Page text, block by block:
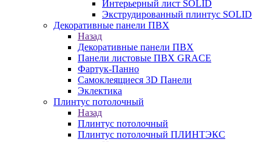
Интерьерный лист SOLID
Экструдированный плинтус SOLID
Декоративные панели ПВХ
Назад
Декоративные панели ПВХ
Панели листовые ПВХ GRACE
Фартук-Панно
Самоклеящиеся 3D Панели
Эклектика
Плинтус потолочный
Назад
Плинтус потолочный
Плинтус потолочный ПЛИНТЭКС